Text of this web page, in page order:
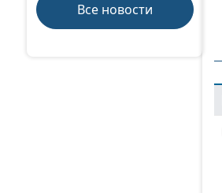
Все новости